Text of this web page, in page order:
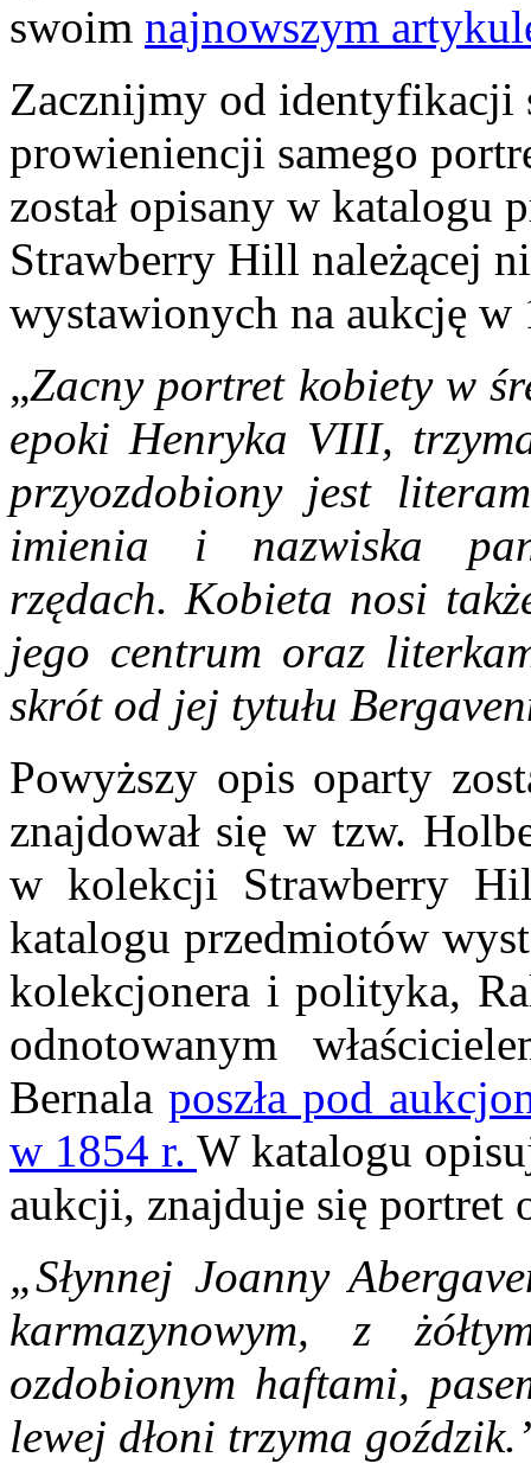
swoim najnowszym
Zacznijmy od identyfikacji
prowieniencji samego
został opisany w
Strawberry Hill należącej
wystawionych na aukcję
„Zacny portret kobiety w
epoki Henryka VIII,
przyozdobiony jest
imienia i nazwiska
rzędach. Kobieta nosi
jego centrum oraz
skrót od jej tytułu
Powyższy opis oparty
znajdował się w tzw.
w kolekcji Strawberry
katalogu przedmiotów
kolekcjonera i polityka,
odnotowanym
Bernala poszła pod
w 1854 r. W katalogu
aukcji, znajduje się portret
„Słynnej Joanny
karmazynowym, z
ozdobionym haftami,
lewej dłoni trzyma